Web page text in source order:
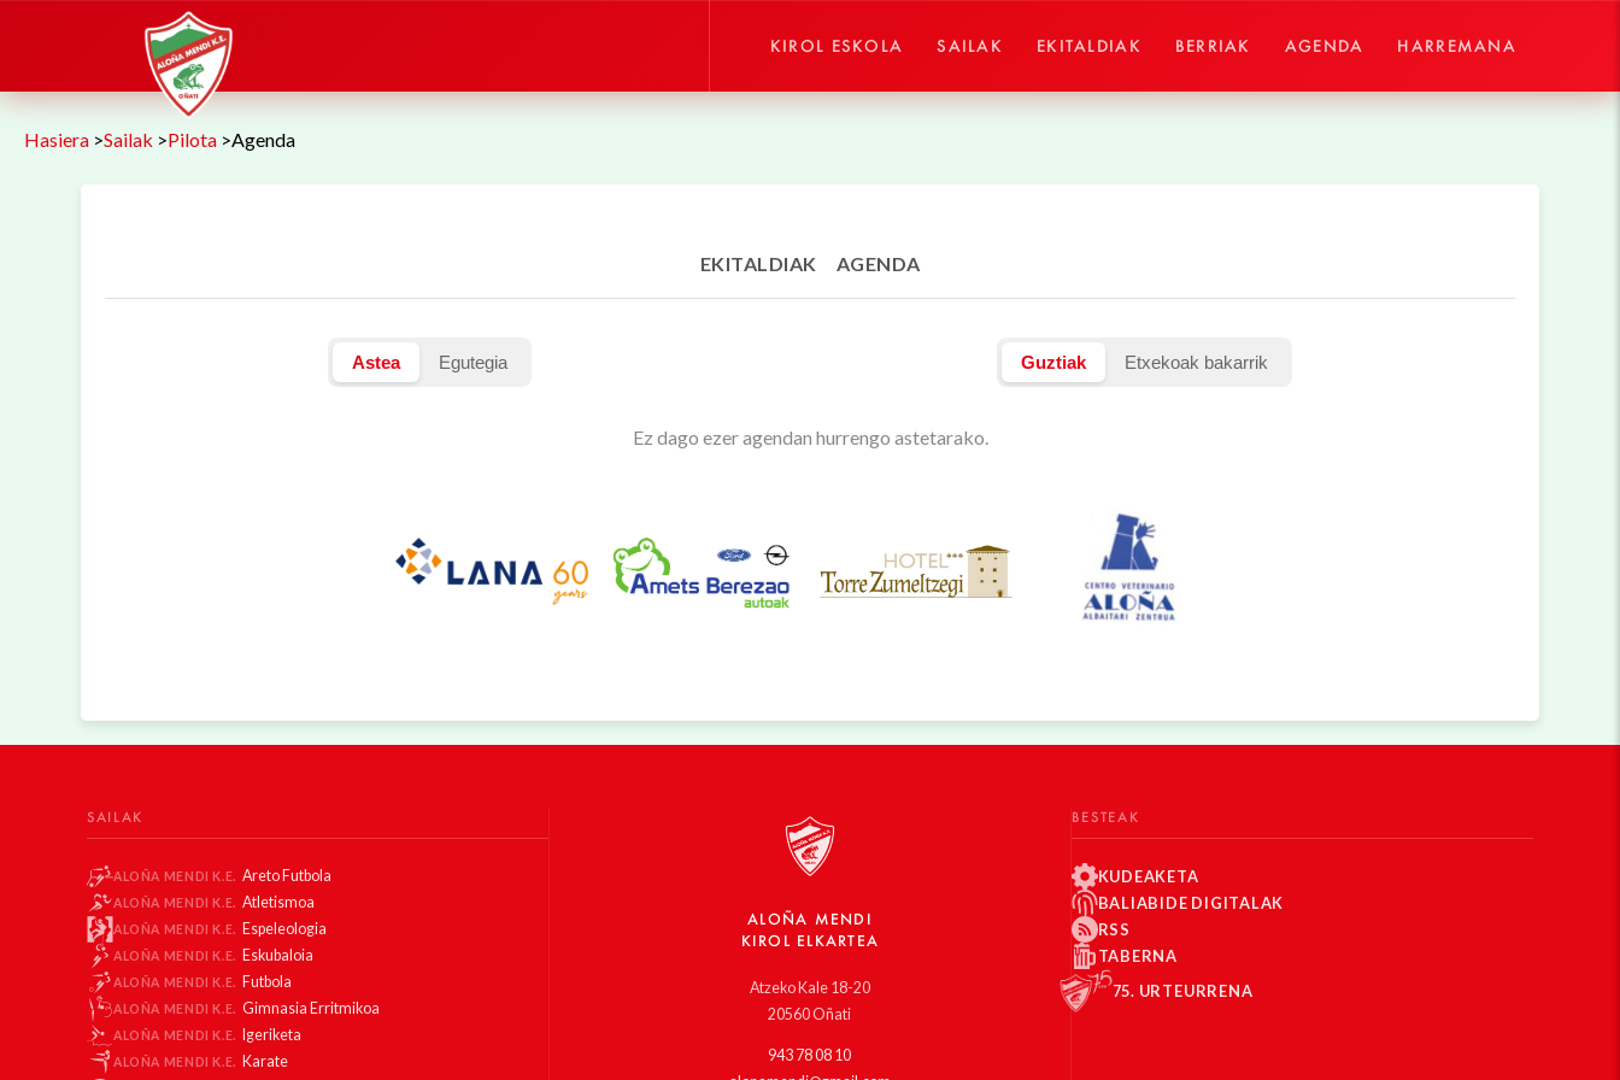
KIROL ESKOLA SAILAK EKITALDIAK BERRIAK AGENDA HARREMANA
Hasiera >Sailak >Pilota >Agenda
EKITALDIAK AGENDA
Astea Egutegia Guztiak Etxekoak bakarrik
Ez dago ezer agendan hurrengo astetarako.
SAILAK
ALOÑA MENDI K.E. Areto Futbola
ALOÑA MENDI K.E. Atletismoa
ALOÑA MENDI K.E. Espeleologia
ALOÑA MENDI K.E. Eskubaloia
ALOÑA MENDI K.E. Futbola
ALOÑA MENDI K.E. Gimnasia Erritmikoa
ALOÑA MENDI K.E. Igeriketa
ALOÑA MENDI K.E.
Karate
ALOÑA MENDI
KIROL ELKARTEA
Atzeko Kale 18-20
20560 Oñati
943 78 08 10
BESTEAK
KUDEAKETA
BALIABIDE DIGITALAK
RSS
TABERNA
75. URTEURRENA